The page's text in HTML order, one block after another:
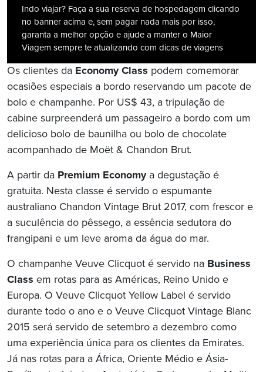
Indo viajar? Faça a sua reserva de hospedagem clicando
no banner acima e, sem pagar nada mais por isso,
garanta a melhor opção e ajude a manter o Maior
Viagem sempre te atualizando com dicas de viagens
Os clientes da Economy Class podem comemorar
ocasiões especiais a bordo reservando um pacote de
bolo e champanhe. Por US$ 43, a tripulação de
cabine surpreenderá um passageiro a bordo com um
delicioso bolo de baunilha ou bolo de chocolate
acompanhado de Moët & Chandon Brut.
A partir da Premium Economy a degustação é
gratuita. Nesta classe é servido o espumante
australiano Chandon Vintage Brut 2017, com frescor e
a suculência do pêssego, a essência sedutora do
frangipani e um leve aroma da água do mar.
O champanhe Veuve Clicquot é servido na Business
Class em rotas para as Américas, Reino Unido e
Europa. O Veuve Clicquot Yellow Label é servido
durante todo o ano e o Veuve Clicquot Vintage Blanc
2015 será servido de setembro a dezembro como
uma experiência única para os clientes da Emirates.
Já nas rotas para a África, Oriente Médio e Ásia-